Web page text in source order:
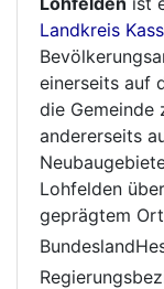
Landkreis
einerseits auf
die Gemeinde
andererseits
Lohfelden
geprägtem